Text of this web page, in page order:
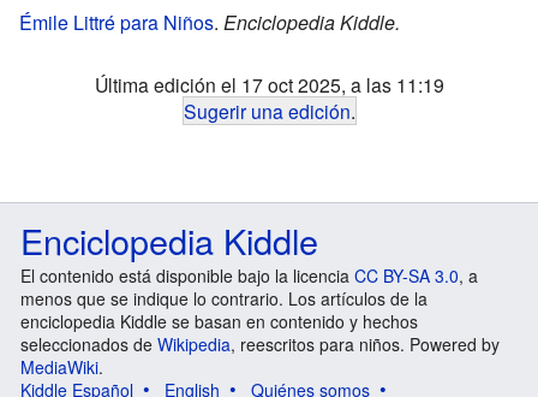
Émile Littré para Niños. Enciclopedia Kiddle.
Última edición el 17 oct 2025, a las 11:19
Sugerir una edición.
Enciclopedia Kiddle
El contenido está disponible bajo la licencia CC BY-SA 3.0, a
menos que se indique lo contrario. Los artículos de la
enciclopedia Kiddle se basan en contenido y hechos
seleccionados de Wikipedia, reescritos para niños. Powered by
MediaWiki.
Kiddle Español
English Quiénes somos